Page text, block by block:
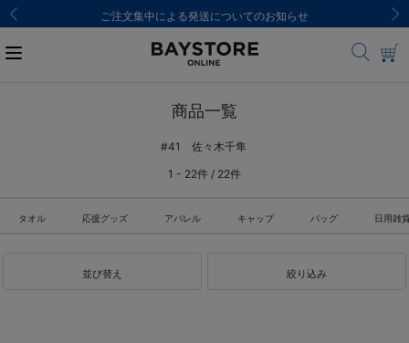
ご注文集中による発送についてのお知らせ
商品一覧
#41 佐々木千隼
1 - 22件 / 22件
タオル 応援グッズ アパレル キャップ バッグ 日用雑
並び替え 絞り込み